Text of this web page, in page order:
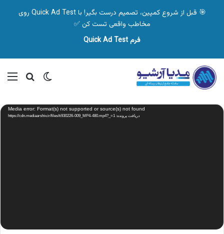
🎯 قبل از شروع کمپین، تصمیم درست بگیر! با Quick Ad Test روی
مخاطب واقعی تست کن ✅
فرم Quick Ad Test
تغییر پوسته
نمایشگر
ویدیو Media error: Format(s) not supported or source(s) not found
دریافت پرونده: https://cdn.mediaarshiv.ir/files/ti930226-009_MP4-480.mp4?_=1